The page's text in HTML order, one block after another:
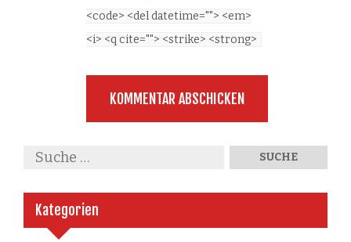
<code> <del datetime=""> <em>
<i> <q cite=""> <strike> <strong>
Kategorien